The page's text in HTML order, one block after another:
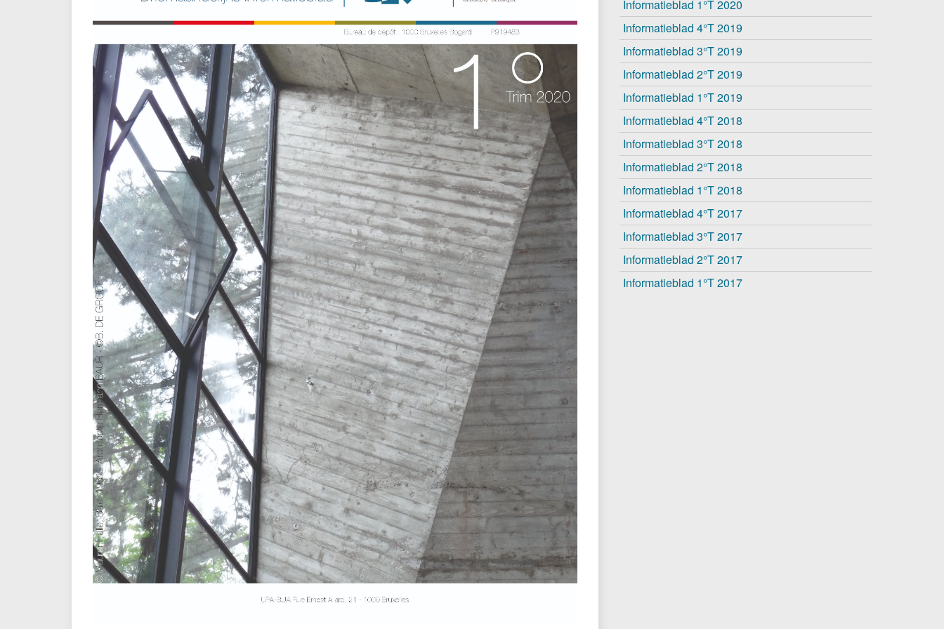
De BUA-Jongeren afdeling Architect, één beroep, vele ambachten
Van Hove Prijs
Advies aan de leden Betrekkingen tussen de Orde en de associatieve wereld
Belangrijke persoonlijkheden
Kent u de patroonheilige der architecten?
Architectuur als Olympische discipline
Zoekertjes
Informatieblad 1°T 2020
Informatieblad 4°T 2019
Informatieblad 3°T 2019
Informatieblad 2°T 2019
Informatieblad 1°T 2019
Informatieblad 4°T 2018
Informatieblad 3°T 2018
Informatieblad 2°T 2018
Informatieblad 1°T 2018
Informatieblad 4°T 2017
Informatieblad 3°T 2017
Informatieblad 2°T 2017
Informatieblad 1°T 2017